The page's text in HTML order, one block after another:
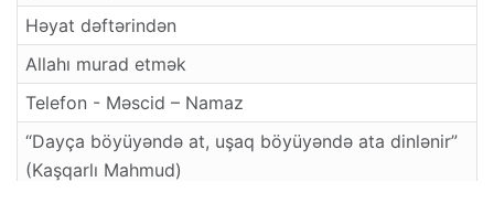
Həyat dəftərindən
Allahı murad etmək
Telefon - Məscid – Namaz
“Dayça böyüyəndə at, uşaq böyüyəndə ata dinlənir”
(Kaşqarlı Mahmud)